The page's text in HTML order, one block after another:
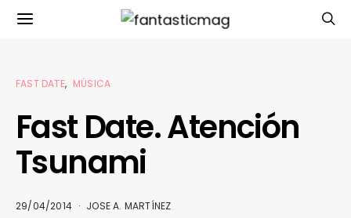
FAST DATE MÚSICA
Fast Date. Atención
Tsunami
29/04/2014 JOSE A. MARTÍNEZ